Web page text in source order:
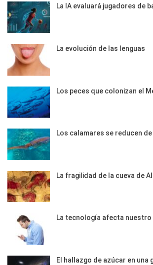
La IA evaluará jugadores de
La evolución de las lenguas
Los peces que colonizan el
Los calamares se reducen
La fragilidad de la cueva de
La tecnología afecta nuestro
El hallazgo de azúcar en una